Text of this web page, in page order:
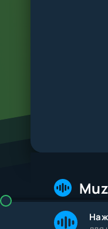
© 2026